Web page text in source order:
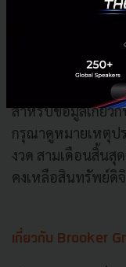
ออกไปแล้วก็ให้เ
Conservative งบ
ดําเนินงานเกินจริ
สําหรับข้อมูลเกี่ยว
กรุณาดูหมายเหตุป
งวด สามเดือนสิ้นสุ
คงเหลือสินทรัพย์ดิ
เกี่ยวกับ Brooker